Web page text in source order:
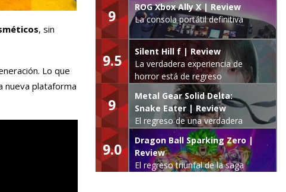
, sin
Lo que
nueva plataforma
9
ROG Xbox Ally X | Review
La consola portátil definitiva
9.5
Silent Hill f | Review
La verdadera experiencia de
horror está de regreso
9
Metal Gear Solid Delta:
Snake Eater | Review
El regreso de una verdadera
leyenda
9.0
Dragon Ball Sparking Zero |
Review
El regreso triunfal de la saga